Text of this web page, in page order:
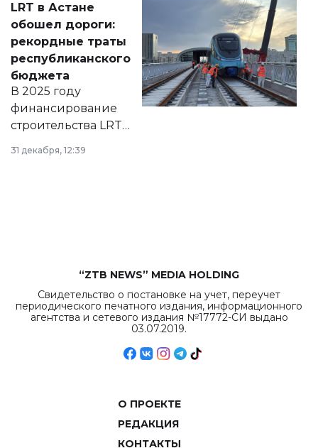
документ
появился в базе
нормативных
правовых актов и
на сайте маслихат
города.
LRT в Астане
обошел дороги:
рекордные траты
республиканского
бюджета
В 2025 году
финансирование
строительства LRT
в Астане из
республиканского
31 декабря, 12:39
“ZTB NEWS” MEDIA HOLDING
Свидетельство о постановке на учет, переучет
периодического печатного издания, информационного
агентства и сетевого издания №17772-СИ выдано
03.07.2019.
О ПРОЕКТЕ
РЕДАКЦИЯ
КОНТАКТЫ